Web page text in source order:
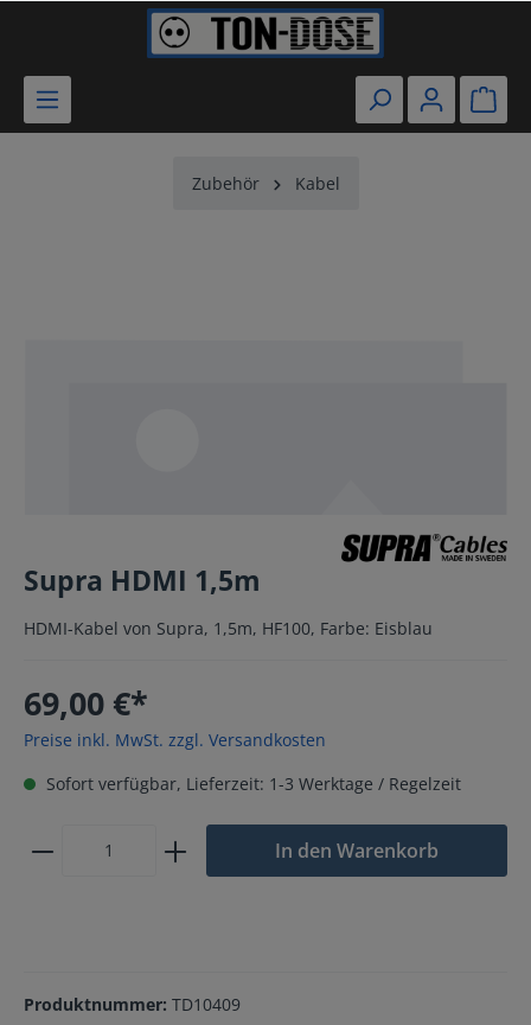
Zubehör Kabel
Supra HDMI 1,5m
HDMI-Kabel von Supra, 1,5m, HF100, Farbe: Eisblau
69,00 €*
Preise inkl. MwSt. zzgl. Versandkosten
Sofort verfügbar, Lieferzeit: 1-3 Werktage / Regelzeit
In den Warenkorb
Produktnummer: TD10409